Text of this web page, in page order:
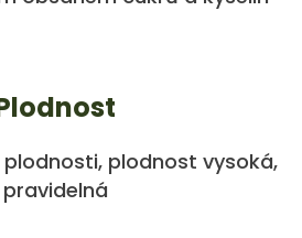
plodnost vysoká,
pravidelná